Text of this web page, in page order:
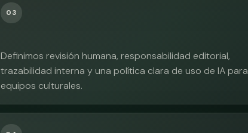
03
Definimos revisión humana, responsabilidad editorial,
trazabilidad interna y una política clara de uso de IA para
equipos culturales.